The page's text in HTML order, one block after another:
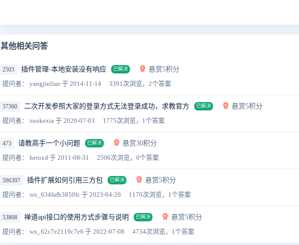
其他相关问答
2503 插件管理-本地安装没有响应 已解决
悬赏5积分
提问者： yangjinlian 于 2014-11-14 3391次浏览，2个答案
37360 二次开发参照大家的登录方式无法登录成功，求教官方 已解决
悬赏5积分
提问者： zuokexia 于 2020-07-03 1775次浏览，1个答案
473 请教高手一个小问题 已解决
悬赏30积分
提问者： heroxd 于 2011-08-31 2506次浏览，0个答案
596397 插件扩展如何引用三方包 已解决
悬赏5积分
提问者： wx_634fafb3850fc 于 2023-04-26 1170次浏览，1个答案
53808 禅道api接口的使用方式步骤与说明 已解决
悬赏5积分
提问者： wx_62c7e2119c7e6 于 2022-07-08 4734次浏览，1个答案